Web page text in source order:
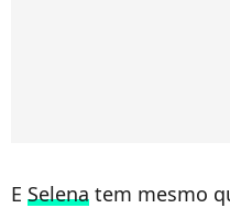
E Selena tem mesmo